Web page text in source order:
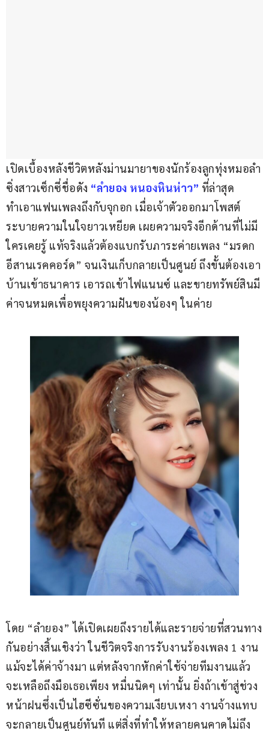
เปิดเบื้องหลังชีวิตหลังม่านมายาของนักร้องลูกทุ่งหมอลำ
ซิ่งสาวเซ็กซี่ชื่อดัง “ลำยอง หนองหินห่าว” ที่ล่าสุด
ทำเอาแฟนเพลงถึงกับจุกอก เมื่อเจ้าตัวออกมาโพสต์
ระบายความในใจยาวเหยียด เผยความจริงอีกด้านที่ไม่มี
ใครเคยรู้ แท้จริงแล้วต้องแบกรับภาระค่ายเพลง “มรดก
อีสานเรคคอร์ด” จนเงินเก็บกลายเป็นศูนย์ ถึงขั้นต้องเอา
บ้านเข้าธนาคาร เอารถเข้าไฟแนนซ์ และขายทรัพย์สินมี
ค่าจนหมดเพื่อพยุงความฝันของน้องๆ ในค่าย
โดย “ลำยอง” ได้เปิดเผยถึงรายได้และรายจ่ายที่สวนทาง
กันอย่างสิ้นเชิงว่า ในชีวิตจริงการรับงานร้องเพลง 1 งาน
แม้จะได้ค่าจ้างมา แต่หลังจากหักค่าใช้จ่ายทีมงานแล้ว
จะเหลือถึงมือเธอเพียง หมื่นนิดๆ เท่านั้น ยิ่งถ้าเข้าสู่ช่วง
หน้าฝนซึ่งเป็นไฮซีซั่นของความเงียบเหงา งานจ้างแทบ
จะกลายเป็นศูนย์ทันที แต่สิ่งที่ทำให้หลายคนคาดไม่ถึง